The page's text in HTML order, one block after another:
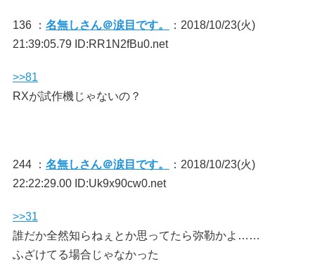
136 ： 名無しさん＠涙目です。
：2018/10/23(火)
21:39:05.79 ID:RR1N2fBu0.net
>>81
RXが試作機じゃないの？
244 ： 名無しさん＠涙目です。
：2018/10/23(火)
22:22:29.00 ID:Uk9x90cw0.net
>>31
誰だか全然知らねぇとか思ってたら弥勒かよ……
ふざけてる場合じゃなかった